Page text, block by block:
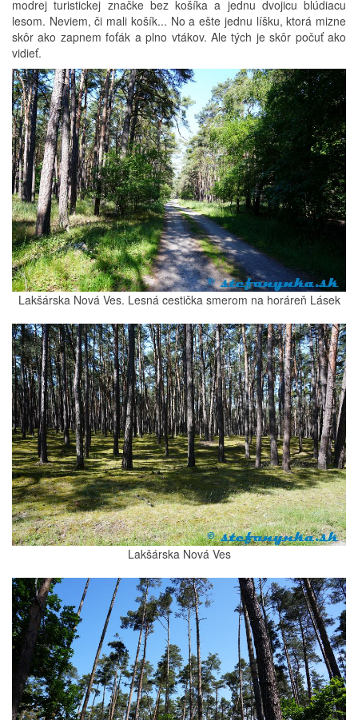
modrej turistickej značke bez košíka a jednu dvojicu blúdiacu
lesom. Neviem, či mali košík... No a ešte jednu líšku, ktorá mizne
skôr ako zapnem foťák a plno vtákov. Ale tých je skôr počuť ako
vidieť.
Lakšárska Nová Ves. Lesná cestička smerom na horáreň Lásek
Lakšárska Nová Ves